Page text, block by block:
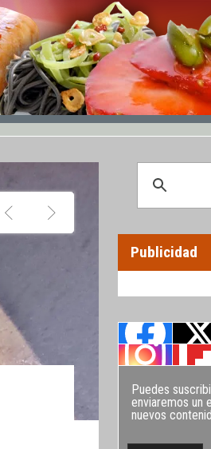
Publicidad
Puedes
enviaremos un
nuevos